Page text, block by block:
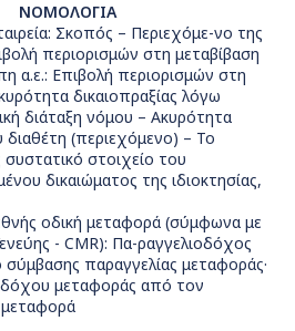
ΝΟΜΟΛΟΓΙΑ
Σκοπός – Περιεχόμε-νο της
περιορισμών στη μεταβίβαση
Επιβολή περιορισμών στη
δικαιοπραξίας λόγω
διάταξη νόμου – Ακυρότητα
διαθέτη (περιεχόμενο) – Το
στοιχείο του
δικαιώματος της ιδιοκτησίας,
οδική μεταφορά (σύμφωνα με
- CMR): Πα-ραγγελιοδόχος
παραγγελίας μεταφοράς·
μεταφοράς από τον